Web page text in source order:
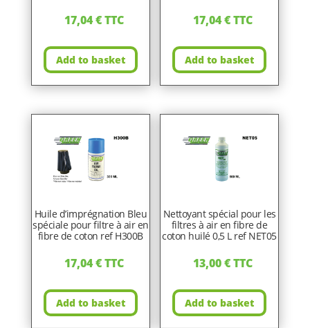
17,04€TTC
Add to basket
17,04€TTC
Add to basket
Huile d’imprégnation Bleu
spéciale pour filtre à air en
fibre de coton ref H300B
17,04€TTC
Add to basket
Nettoyant spécial pour les
filtres à air en fibre de
coton huilé 0,5 L ref NET05
13,00€TTC
Add to basket